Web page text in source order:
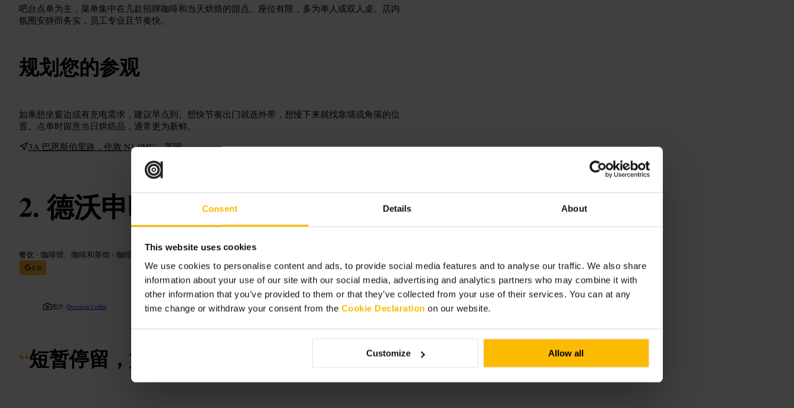
Consent Details About
This website uses cookies
We use cookies to personalise content and ads, to provide social media features and to analyse our traffic. We also share
information about your use of our site with our social media, advertising and analytics partners who may combine it with
other information that you’ve provided to them or that they’ve collected from your use of their services. You can at any
time change or withdraw your consent from the Cookie Declaration on our website.
Customize Allow all
吧台点单为主，菜单集中在几款招牌咖啡和当天烘焙的甜点。座位有限，多为单人或双人桌。店内
氛围安静而务实，员工专业且节奏快。
规划您的参观
如果想坐窗边或有充电需求，建议早点到。想快节奏出门就选外带，想慢下来就找靠墙或角落的位
置。点单时留意当日烘焙品，通常更为新鲜。
3A 巴恩斯伯里路，伦敦 N1 0HG，英国
德沃申咖啡
餐饮 • 咖啡馆、咖啡和茶馆 • 咖啡店
4.9
图片 /Devotion Coffee
“短暂停留，好咖啡和现烤糕点的直达点”